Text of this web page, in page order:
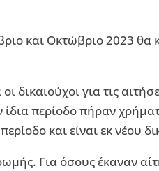
και Οκτώβριο 2023 θα
για τις
περίοδο πήραν
και είναι εκ νέου
Για όσους έκαναν